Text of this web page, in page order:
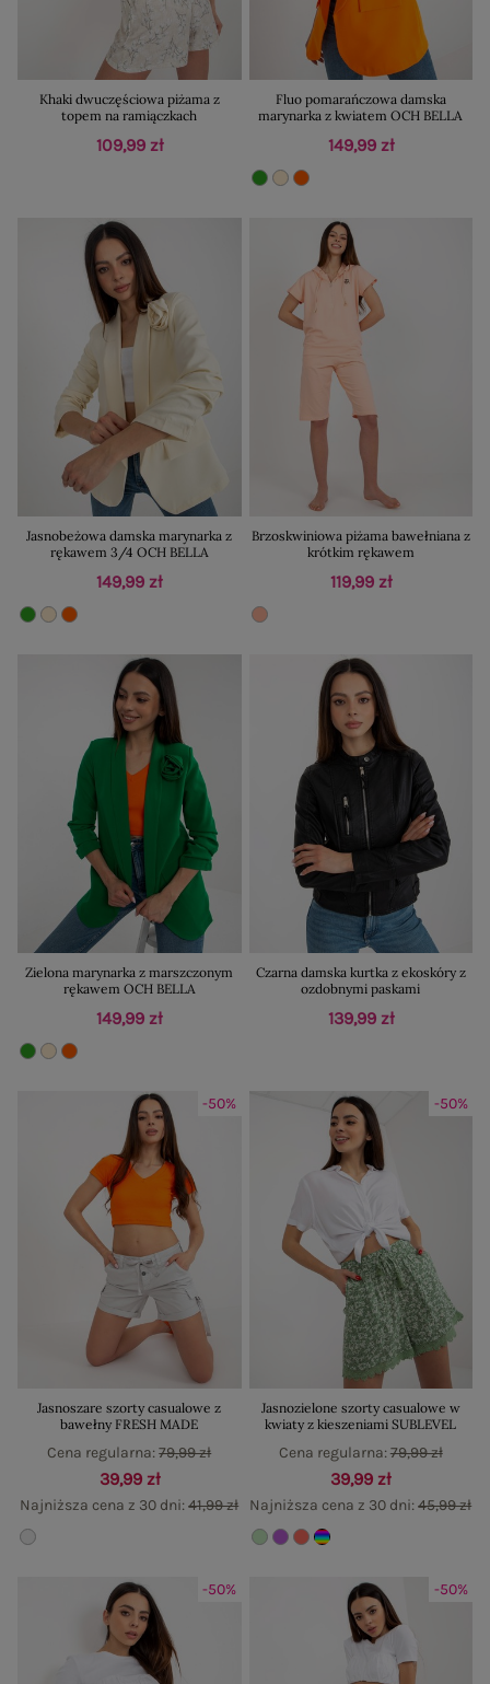
Khaki dwuczęściowa piżama z
topem na ramiączkach
109,99 zł
Fluo pomarańczowa damska
marynarka z kwiatem OCH BELLA
149,99 zł
Jasnobeżowa damska marynarka z
rękawem 3/4 OCH BELLA
149,99 zł
Brzoskwiniowa piżama bawełniana z
krótkim rękawem
119,99 zł
Zielona marynarka z marszczonym
rękawem OCH BELLA
149,99 zł
Czarna damska kurtka z ekoskóry z
ozdobnymi paskami
139,99 zł
-50%
Jasnoszare szorty casualowe z
bawełny FRESH MADE
39,99 zł
Najniższa cena z 30 dni:41,99 zł
Cena regularna:79,99 zł
-50%
Jasnozielone szorty casualowe w
kwiaty z kieszeniami SUBLEVEL
39,99 zł
Najniższa cena z 30 dni:45,99 zł
Cena regularna:79,99 zł
-50% -50%